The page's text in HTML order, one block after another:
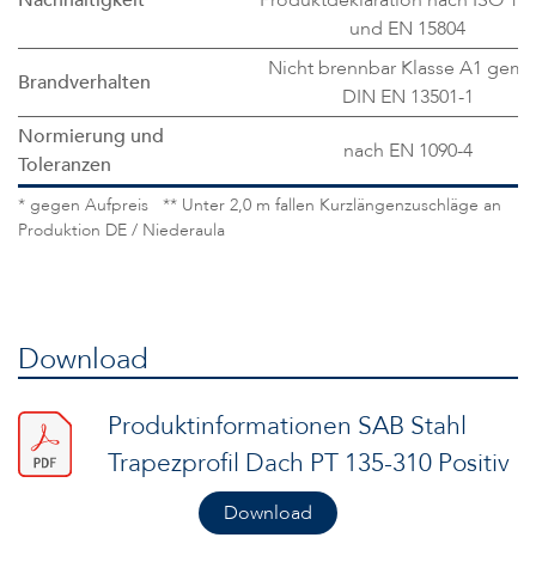
und EN 15804
Brandverhalten
Nicht brennbar Klasse A1
DIN EN 13501-1
Normierung und
Toleranzen
nach EN 1090-4
* gegen Aufpreis ** Unter 2,0 m fallen Kurzlängenzuschläge an
Produktion DE / Niederaula
Download
Produktinformationen SAB Stahl
Trapezprofil Dach PT 135-310 Positiv
Download